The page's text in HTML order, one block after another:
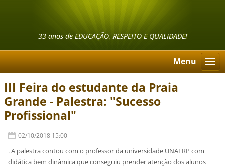
33 anos de EDUCAÇÃO, RESPEITO E QUALIDADE!
Menu
III Feira do estudante da Praia
Grande - Palestra: "Sucesso
Profissional"
02/10/2018 15:00
. A palestra contou com o professor da universidade UNAERP com
didática bem dinâmica que conseguiu prender atenção dos alunos